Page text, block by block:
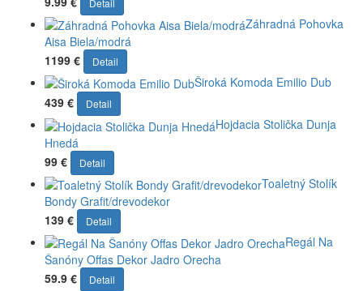
Záhradná Pohovka
Aisa Biela/modrá
1199 €
Detail
Široká Komoda Emilio Dub
439 €
Detail
Hojdacia Stolička Dunja
Hnedá
99 €
Detail
Toaletný Stolík
Bondy Grafit/drevodekor
139 €
Detail
Regál Na
Šanóny Offas Dekor Jadro Orecha
59.9 €
Detail